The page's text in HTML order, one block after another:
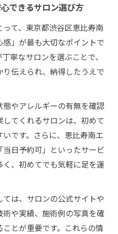
できるサロン選び方
て、東京都渋谷区恵比寿南
」が最も大切なポイントで
寧なサロンを選ぶことで、
伝えられ、納得したうえで
やアレルギーの有無を確認
てくれるサロンは、初めて
です。さらに、恵比寿南エ
日予約可」といったサービ
、初めてでも気軽に足を運
は、サロンの公式サイトや
や実績、施術例の写真を確
とが重要です。これらの情